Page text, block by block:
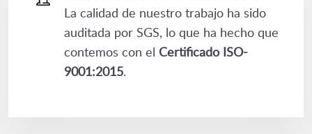
La calidad de nuestro trabajo ha sido
auditada por SGS, lo que ha hecho que
contemos con el Certificado ISO-
9001:2015.